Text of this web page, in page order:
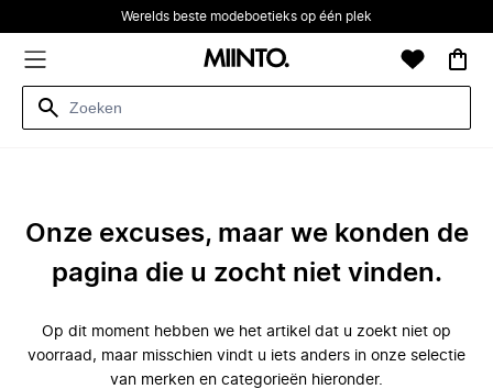
Werelds beste modeboetieks op één plek
Onze excuses, maar we konden de
pagina die u zocht niet vinden.
Op dit moment hebben we het artikel dat u zoekt niet op
voorraad, maar misschien vindt u iets anders in onze selectie
van merken en categorieën hieronder.